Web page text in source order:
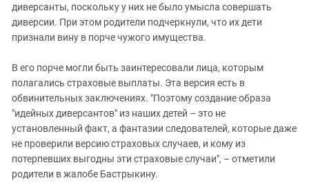
диверсанты, поскольку у них не было умысла совершать
диверсии. При этом родители подчеркнули, что их дети
признали вину в порче чужого имущества.
В его порче могли быть заинтересовали лица, которым
полагались страховые выплаты. Эта версия есть в
обвинительных заключениях. "Поэтому создание образа
"идейных диверсантов" из наших детей – это не
установленный факт, а фантазии следователей, которые даже
не проверили версию страховых случаев, и кому из
потерпевших выгодны эти страховые случаи", – отметили
родители в жалобе Бастрыкину.